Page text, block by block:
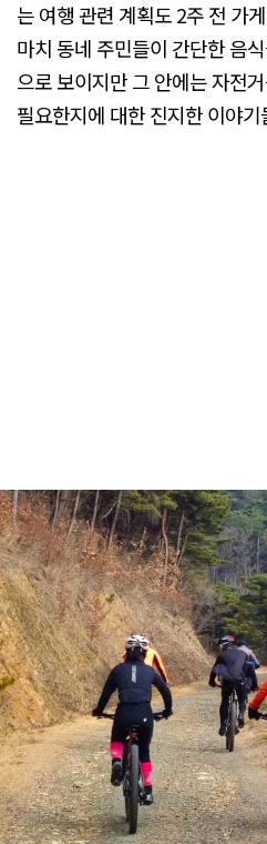
는 여행 관련 계획도 2주 전 가
마치 동네 주민들이 간단한 음
으로 보이지만 그 안에는 자전
필요한지에 대한 진지한 이야